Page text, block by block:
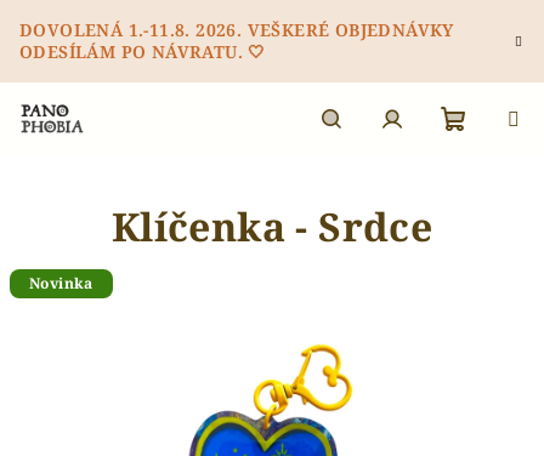
na
obsah
DOVOLENÁ 1.-11.8. 2026. VEŠKERÉ OBJEDNÁVKY
ODESÍLÁM PO NÁVRATU. 🤍
Klíčenka - Srdce
Novinka